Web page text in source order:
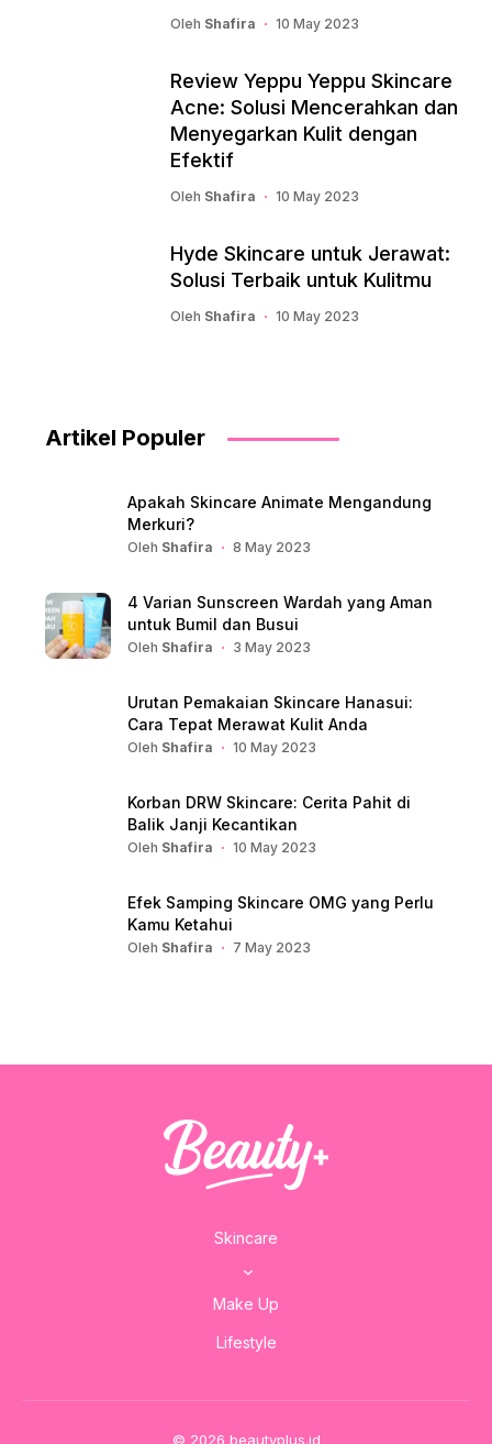
Oleh Shafira 10 May 2023
Review Yeppu Yeppu Skincare
Acne: Solusi Mencerahkan dan
Menyegarkan Kulit dengan
Efektif
Oleh Shafira 10 May 2023
Hyde Skincare untuk Jerawat:
Solusi Terbaik untuk Kulitmu
Oleh Shafira 10 May 2023
Artikel Populer
Apakah Skincare Animate Mengandung
Merkuri?
Oleh Shafira 8 May 2023
4 Varian Sunscreen Wardah yang Aman
untuk Bumil dan Busui
Oleh Shafira 3 May 2023
Urutan Pemakaian Skincare Hanasui:
Cara Tepat Merawat Kulit Anda
Oleh Shafira 10 May 2023
Korban DRW Skincare: Cerita Pahit di
Balik Janji Kecantikan
Oleh Shafira 10 May 2023
Efek Samping Skincare OMG yang Perlu
Kamu Ketahui
Oleh Shafira 7 May 2023
Skincare
Make Up
Lifestyle
© 2026 beautyplus.id